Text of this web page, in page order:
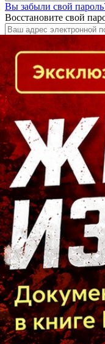
Вы забыли свой
Восстановите свой
Кто есть кто в